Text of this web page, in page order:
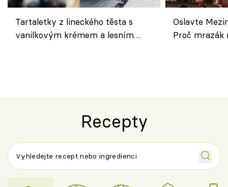
Tartaletky z lineckého těsta s
vanilkovým krémem a lesním
Oslavte
Proč
Recepty